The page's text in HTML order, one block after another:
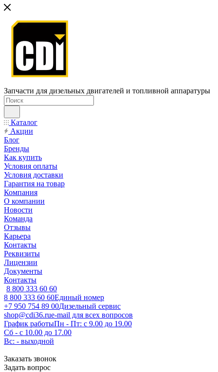
Запчасти для дизельных двигателей и топливной аппаратуры
Каталог
Акции
Блог
Бренды
Как купить
Условия оплаты
Условия доставки
Гарантия на товар
Компания
О компании
Новости
Команда
Отзывы
Карьера
Контакты
Реквизиты
Лицензии
Документы
Контакты
8 800 333 60 60
8 800 333 60 60Единый номер
+7 950 754 89 00Дизельный сервис
shop@cdi36.rue-mail для всех вопросов
График работыПн - Пт: с 9.00 до 19.00
Сб - с 10.00 до 17.00
Вс: - выходной
Заказать звонок
Задать вопрос